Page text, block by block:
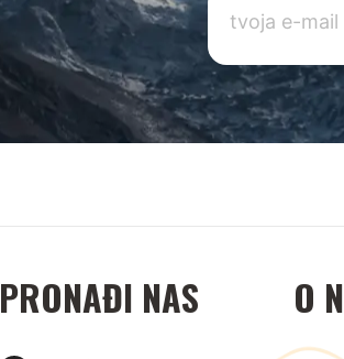
PRONAĐI NAS O